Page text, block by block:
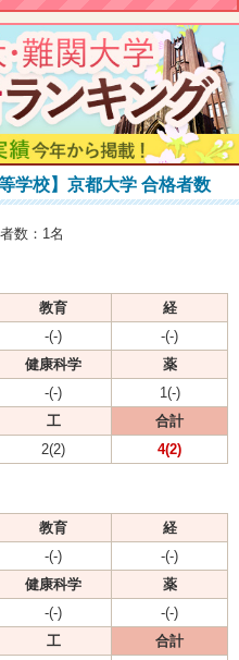
学校】京都大学 合格者数
数：1名
教育
経
-(-)
-(-)
健康科学
薬
-(-)
1(-)
工
合計
2(2) 4(2)
教育
経
-(-)
-(-)
健康科学
薬
-(-)
-(-)
工
合計